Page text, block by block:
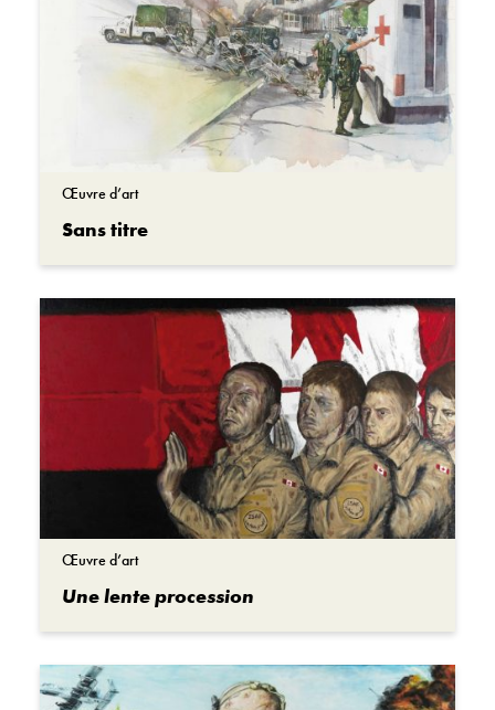
Œuvre d’art
Sans titre
Œuvre d’art
Une lente procession